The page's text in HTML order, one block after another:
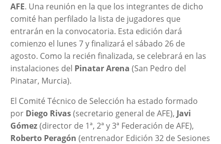
AFE. Una reunión en la que los integrantes de dicho
comité han perfilado la lista de jugadores que
entrarán en la convocatoria. Esta edición dará
comienzo el lunes 7 y finalizará el sábado 26 de
agosto. Como la recién finalizada, se celebrará en las
instalaciones del Pinatar Arena (San Pedro del
Pinatar, Murcia).
El Comité Técnico de Selección ha estado formado
por Diego Rivas(secretario general de AFE), Javi
Gómez(director de 1ª, 2ª y 3ª Federación de AFE),
Roberto Peragón (entrenador Edición 32 de Sesiones